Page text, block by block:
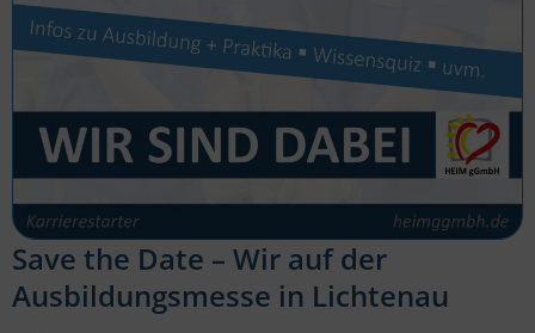
Save the Date – Wir auf der
Ausbildungsmesse in Lichtenau